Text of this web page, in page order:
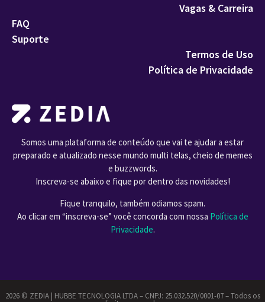
Somos uma plataforma de conteúdo que vai te ajudar a estar
preparado e atualizado nesse mundo multi telas, cheio de memes
e buzzwords.
Inscreva-se abaixo e fique por dentro das novidades!
Fique tranquilo, também odiamos spam.
Ao clicar em “inscreva-se” você concorda com nossa Política de
Privacidade.
Vagas & Carreira
FAQ
Suporte
Termos de Uso
Política de Privacidade
2026 ©️ ZEDIA | HUBBE TECNOLOGIA LTDA – CNPJ: 25.032.520/0001-07 – Todos os